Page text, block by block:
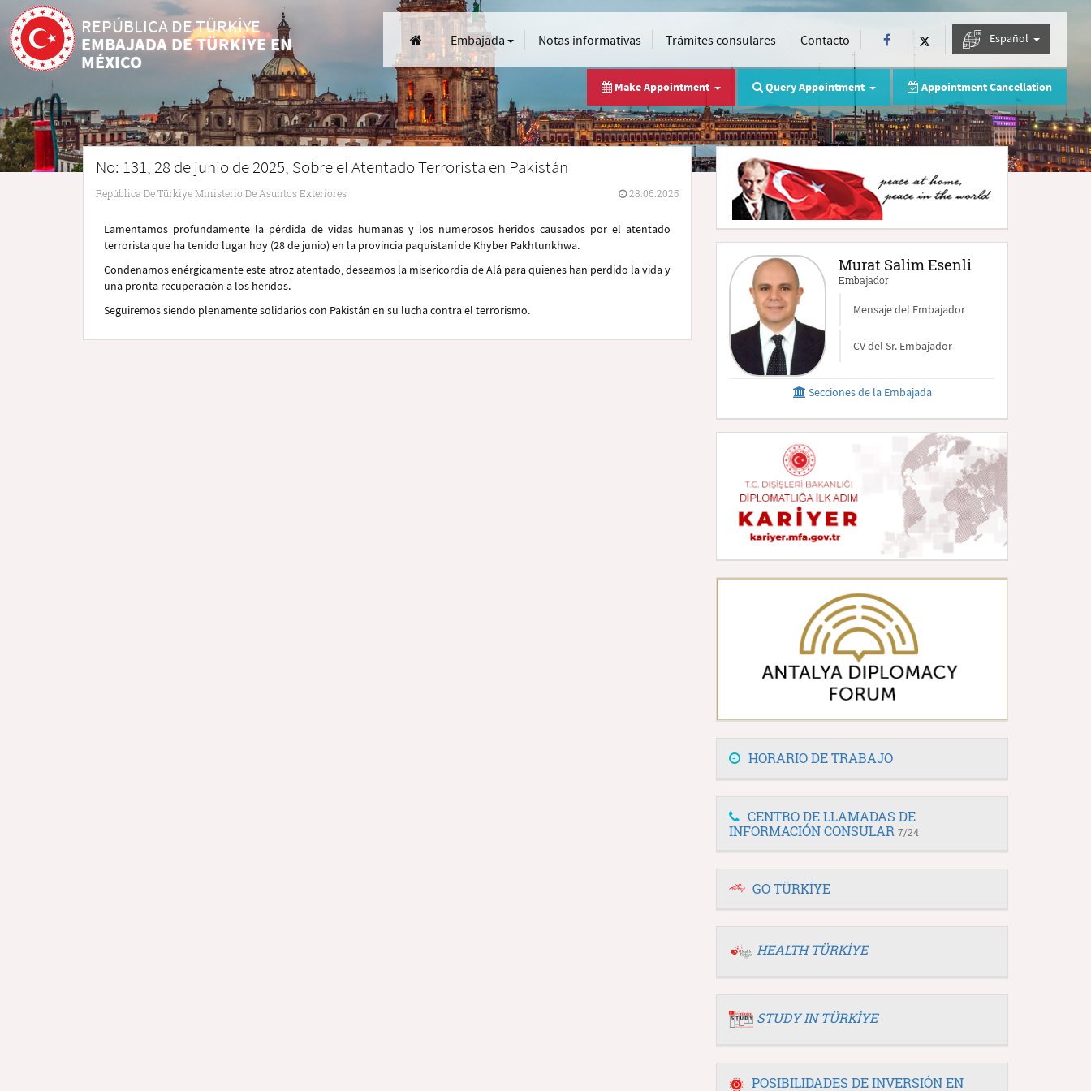
REPÚBLICA DE TÜRKİYE
EMBAJADA DE TÜRKİYE EN
MÉXICO
Embajada Notas informativas Trámites consulares Contacto Español
Make Appointment Query Appointment Appointment Cancellation
No: 131, 28 de junio de 2025, Sobre el Atentado Terrorista en Pakistán
República De Türkiye Ministerio De Asuntos Exteriores 28.06.2025
Lamentamos profundamente la pérdida de vidas humanas y los numerosos heridos causados por el atentado
terrorista que ha tenido lugar hoy (28 de junio) en la provincia paquistaní de Khyber Pakhtunkhwa.
Condenamos enérgicamente este atroz atentado, deseamos la misericordia de Alá para quienes han perdido la vida y
una pronta recuperación a los heridos.
Seguiremos siendo plenamente solidarios con Pakistán en su lucha contra el terrorismo.
Murat Salim Esenli
Embajador
Mensaje del Embajador
CV del Sr. Embajador
Secciones de la Embajada
HORARIO DE TRABAJO
CENTRO DE LLAMADAS DE
INFORMACIÓN CONSULAR 7/24
GO TÜRKİYE
HEALTH TÜRKİYE
STUDY IN TÜRKİYE
POSIBILIDADES DE INVERSIÓN EN